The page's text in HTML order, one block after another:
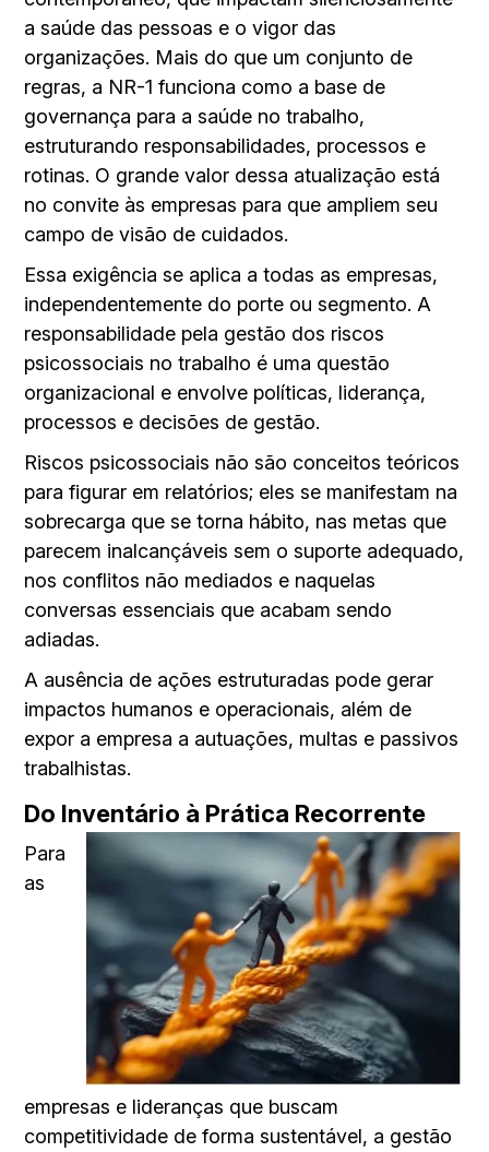
a saúde das pessoas e o vigor das
organizações. Mais do que um conjunto de
regras, a NR-1 funciona como a base de
governança para a saúde no trabalho,
estruturando responsabilidades, processos e
rotinas. O grande valor dessa atualização está
no convite às empresas para que ampliem seu
campo de visão de cuidados.
Essa exigência se aplica a todas as empresas,
independentemente do porte ou segmento. A
responsabilidade pela gestão dos riscos
psicossociais no trabalho é uma questão
organizacional e envolve políticas, liderança,
processos e decisões de gestão.
Riscos psicossociais não são conceitos teóricos
para figurar em relatórios; eles se manifestam na
sobrecarga que se torna hábito, nas metas que
parecem inalcançáveis sem o suporte adequado,
nos conflitos não mediados e naquelas
conversas essenciais que acabam sendo
adiadas.
A ausência de ações estruturadas pode gerar
impactos humanos e operacionais, além de
expor a empresa a autuações, multas e passivos
trabalhistas.
Do Inventário à Prática Recorrente
Para
as
empresas e lideranças que buscam
competitividade de forma sustentável, a gestão